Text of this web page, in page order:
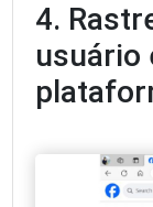
4.
usuário